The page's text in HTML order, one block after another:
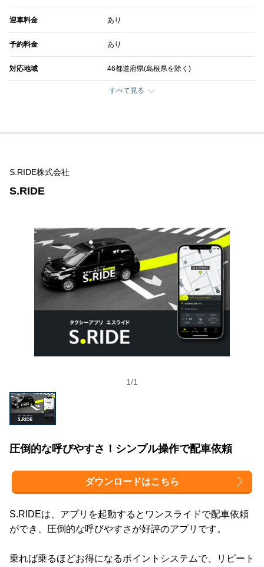
迎車料金 あり
予約料金 あり
対応地域 46都道府県(島根県を除く)
すべて見る
S.RIDE株式会社
S.RIDE
1/1
圧倒的な呼びやすさ！シンプル操作で配車依頼
ダウンロードはこちら
S.RIDEは、アプリを起動するとワンスライドで配車依頼
ができ、圧倒的な呼びやすさが好評のアプリです。
乗れば乗るほどお得になるポイントシステムで、リピート